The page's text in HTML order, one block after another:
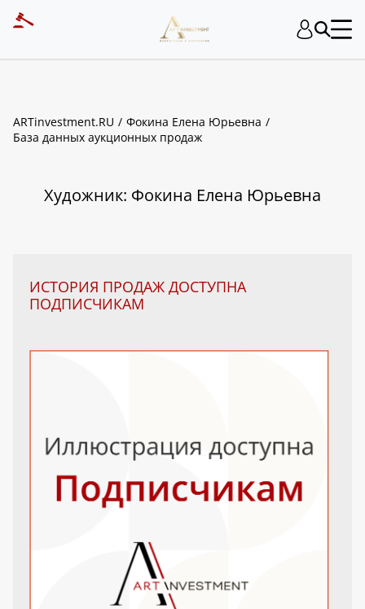
ARTinvestment.RU
Фокина Елена Юрьевна
База данных аукционных продаж
Художник: Фокина Елена Юрьевна
ИСТОРИЯ ПРОДАЖ ДОСТУПНА
ПОДПИСЧИКАМ